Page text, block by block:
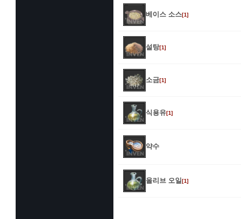
베이스 소스[1]
설탕[1]
소금[1]
식용유[1]
약수
올리브 오일 [1]